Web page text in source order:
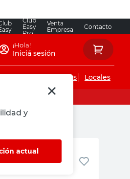
Club
Easy
Pro
Venta
Empresa
Contacto
y
actual
¡Hola!
Iniciá sesión
de instalaciones Locales
Cm Mco